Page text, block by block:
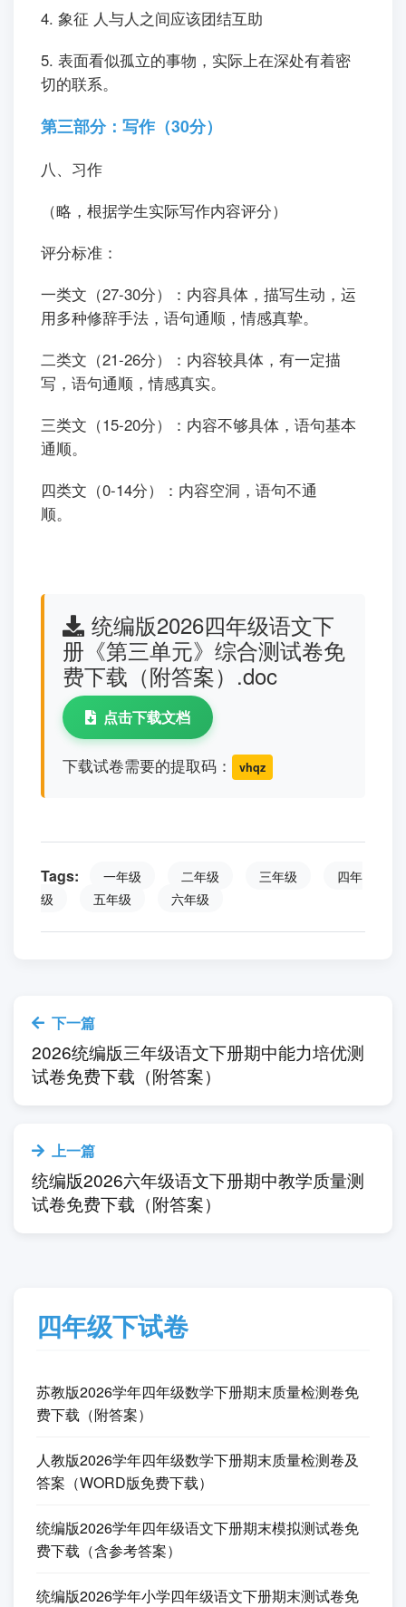
4. 象征 人与人之间应该团结互助
5. 表面看似孤立的事物，实际上在深处有着密
切的联系。
第三部分：写作（30分）
八、习作
（略，根据学生实际写作内容评分）
评分标准：
一类文（27-30分）：内容具体，描写生动，运
用多种修辞手法，语句通顺，情感真挚。
二类文（21-26分）：内容较具体，有一定描
写，语句通顺，情感真实。
三类文（15-20分）：内容不够具体，语句基本
通顺。
四类文（0-14分）：内容空洞，语句不通
顺。
统编版2026四年级语文下
册《第三单元》综合测试卷免
费下载（附答案）.doc
点击下载文档
下载试卷需要的提取码： vhqz
Tags: 一年级 二年级 三年级
四年
级
五年级 六年级
下一篇
2026统编版三年级语文下册期中能力培优测
试卷免费下载（附答案）
上一篇
统编版2026六年级语文下册期中教学质量测
试卷免费下载（附答案）
四年级下试卷
苏教版2026学年四年级数学下册期末质量检测卷免
费下载（附答案）
人教版2026学年四年级数学下册期末质量检测卷及
答案（WORD版免费下载）
统编版2026学年四年级语文下册期末模拟测试卷免
费下载（含参考答案）
统编版2026学年小学四年级语文下册期末测试卷免